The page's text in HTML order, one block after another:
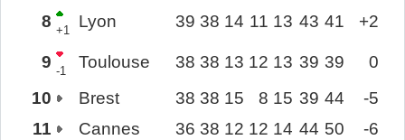
8 +1 Lyon 39 38 14 11 13 43 41 +2
9 -1 Toulouse 38 38 13 12 13 39 39
0
10
Brest 38 38 15 8 15 39 44
-5
11
Cannes 36 38 12 12 14 44 50
-6